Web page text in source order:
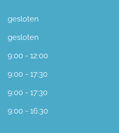
gesloten
gesloten
9:00 - 12:00
9:00 - 17:30
9:00 - 17:30
9:00 - 16:30